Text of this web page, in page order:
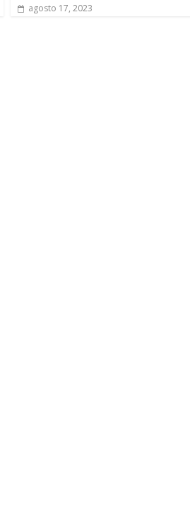
agosto 17, 2023